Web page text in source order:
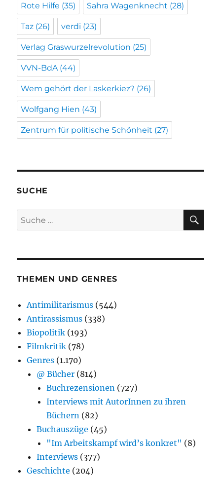
Rote Hilfe (35) Sahra Wagenknecht (28)
Taz (26) verdi (23)
Verlag Graswurzelrevolution (25)
VVN-BdA (44)
Wem gehört der Laskerkiez? (26)
Wolfgang Hien (43)
Zentrum für politische Schönheit (27)
SUCHE
Suche
nach:
THEMEN UND GENRES
Antimilitarismus (544)
Antirassismus (338)
Biopolitik (193)
Filmkritik (78)
Genres (1.170)
@ Bücher (814)
Buchrezensionen (727)
Interviews mit AutorInnen zu ihren
Büchern (82)
Buchauszüge (45)
"Im Arbeitskampf wird’s konkret" (8)
Interviews (377)
Geschichte (204)